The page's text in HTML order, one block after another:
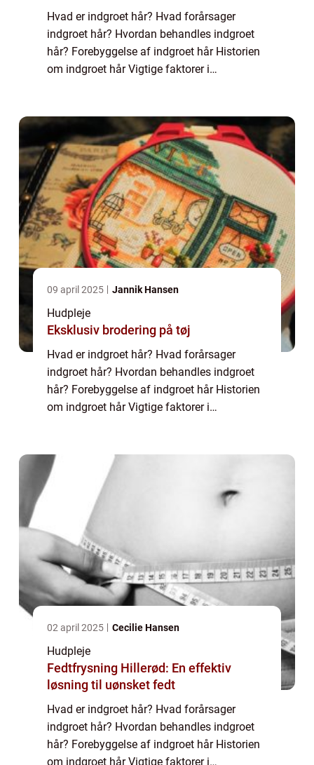
Hvad er indgroet hår? Hvad forårsager
indgroet hår? Hvordan behandles indgroet
hår? Forebyggelse af indgroet hår Historien
om indgroet hår Vigtige faktorer i
tilstand, s...
09 april 2025 Jannik Hansen
Hudpleje
Eksklusiv brodering på tøj
Hvad er indgroet hår? Hvad forårsager
indgroet hår? Hvordan behandles indgroet
hår? Forebyggelse af indgroet hår Historien
om indgroet hår Vigtige faktorer i
tilstand, s...
02 april 2025 Cecilie Hansen
Hudpleje
Fedtfrysning Hillerød: En effektiv
løsning til uønsket fedt
Hvad er indgroet hår? Hvad forårsager
indgroet hår? Hvordan behandles indgroet
hår? Forebyggelse af indgroet hår Historien
om indgroet hår Vigtige faktorer i